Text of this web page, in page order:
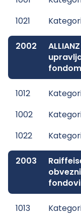
1021
2002
fondom
1012
1002
1022
2003
1013